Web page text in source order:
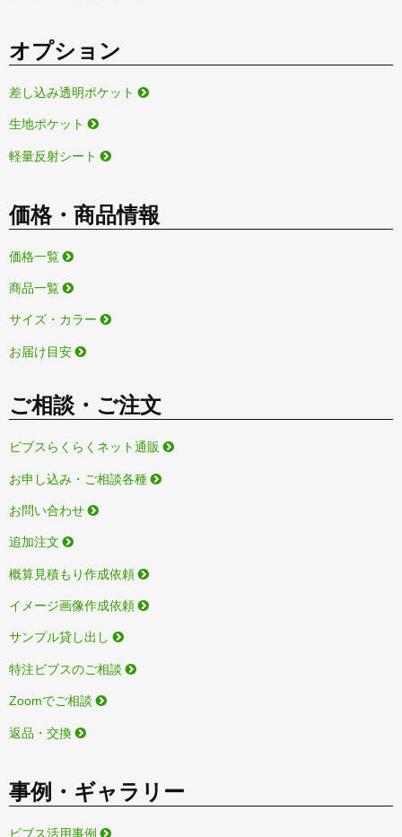
オプション
差し込み透明ポケット
生地ポケット
軽量反射シート
価格・商品情報
価格一覧
商品一覧
サイズ・カラー
お届け目安
ご相談・ご注文
ビブスらくらくネット通販
お申し込み・ご相談各種
お問い合わせ
追加注文
概算見積もり作成依頼
イメージ画像作成依頼
サンプル貸し出し
特注ビブスのご相談
Zoomでご相談
返品・交換
事例・ギャラリー
ビブス活用事例